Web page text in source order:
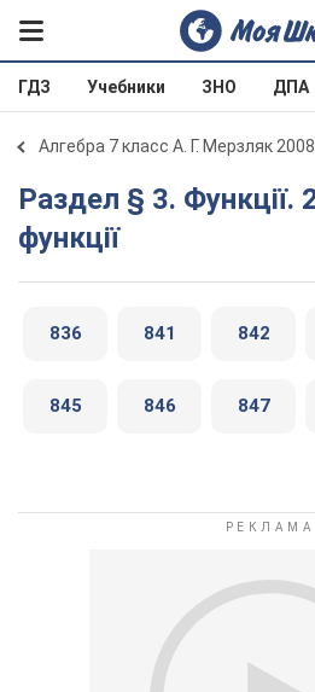
ГДЗ Учебники ЗНО ДПА
Алгебра 7 класс А. Г. Мерзляк 2008
Раздел § 3. Функції. 22. Графік
функції
836 841 842
845 846 847